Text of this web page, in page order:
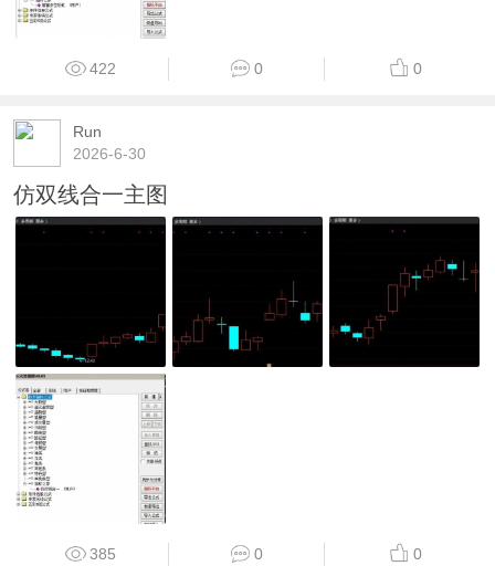
422 0 0
Run
2026-6-30
仿双线合一主图
385 0 0